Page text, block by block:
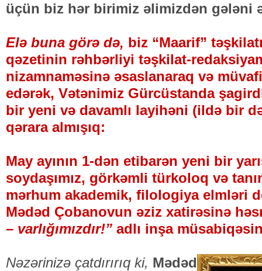
üçün biz hər birimiz əlimizdən gələni
Elə buna görə də, biz “Maarif”
qəzetinin rəhbərliyi təşkilat-
nizamnaməsinə əsaslanaraq və
edərək, Vətənimiz Gürcüstanda
bir yeni və davamlı layihəni (ildə bir
qərara almışıq:
May ayının 1-dən etibarən yeni bir
soydaşımız, görkəmli türkoloq və
mərhum akademik, filologiya elmləri
Mədəd Çobanovun əziz xatirəsinə
– varlığımızdır!” adlı inşa
Nəzərinizə çatdırırıq ki, Mədəd